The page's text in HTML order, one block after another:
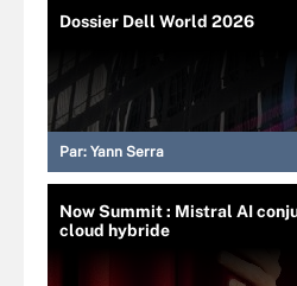
Dossier Dell World 2026
Par: Yann Serra
Now Summit : Mistral AI
cloud hybride